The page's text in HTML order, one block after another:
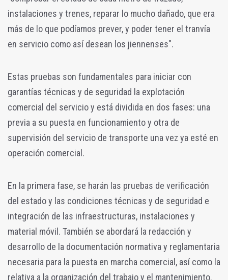
instalaciones y trenes, reparar lo mucho dañado, que era
más de lo que podíamos prever, y poder tener el tranvía
en servicio como así desean los jiennenses".
Estas pruebas son fundamentales para iniciar con
garantías técnicas y de seguridad la explotación
comercial del servicio y está dividida en dos fases: una
previa a su puesta en funcionamiento y otra de
supervisión del servicio de transporte una vez ya esté en
operación comercial.
En la primera fase, se harán las pruebas de verificación
del estado y las condiciones técnicas y de seguridad e
integración de las infraestructuras, instalaciones y
material móvil. También se abordará la redacción y
desarrollo de la documentación normativa y reglamentaria
necesaria para la puesta en marcha comercial, así como la
relativa a la organización del trabajo y el mantenimiento.